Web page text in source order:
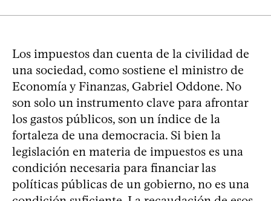
Los impuestos dan cuenta de la civilidad de
una sociedad, como sostiene el ministro de
Economía y Finanzas, Gabriel Oddone. No
son solo un instrumento clave para afrontar
los gastos públicos, son un índice de la
fortaleza de una democracia. Si bien la
legislación en materia de impuestos es una
condición necesaria para financiar las
políticas públicas de un gobierno, no es una